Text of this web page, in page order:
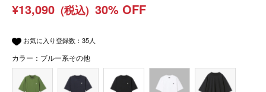
¥13,090 (税込) 30% OFF
お気に入り登録数： 35人
カラー：ブルー系その他